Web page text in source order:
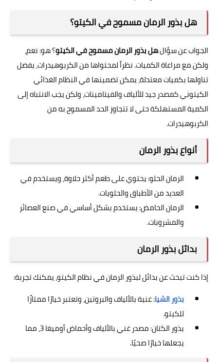
هل بذور الرمان مسموح في الكيتو؟
الجواب عن سؤالهل بذور الرمان مسموح في الكيتو؟ هو: نعم،
ولكن مع مراعاة الكميات. نظراً لمحتواها من الكربوهيدرات، يفضل
تناولها بكميات معتدلة، يمكن تضمينها في النظام الغذائي
الكيتوني كمصدر جيد للألياف والفيتامينات، ولكن يجب الانتباه إلى
الكمية المستهلكة حتى لا تتجاوز الحد المسموح به من
الكربوهيدرات.
أنواع بذور الرمان
الرمان الحلو: يحتوي على طعم أكثر حلاوة، ويستخدم في
العديد من الأطباق والحلويات.
الرمان الحامض: يستخدم بشكل أساسي في صنع العصائر
والمشروبات.
بدائل بذور الرمان
إذا كنت تبحث عن بدائل لبذور الرمان في نظام الكيتو، يمكنك تجربة:
بذور الشيا: غنية بالألياف والبروتين، وتعتبر خيارًا ممتازًا
للكيتو.
بذور الكتان: مصدر غني بالألياف وأحماض أوميغا 3، مما
يجعلها خيارًا صحيًا.